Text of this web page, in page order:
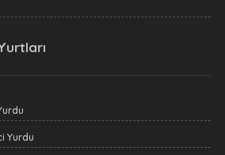
Yurdu